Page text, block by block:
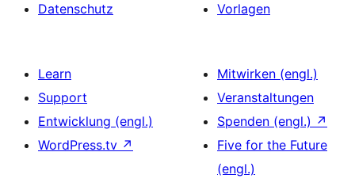
Datenschutz
Vorlagen
Learn
Support
Entwicklung (engl.)
WordPress.tv ↗
Mitwirken (engl.)
Veranstaltungen
Spenden (engl.) ↗
Five for the Future
(engl.)